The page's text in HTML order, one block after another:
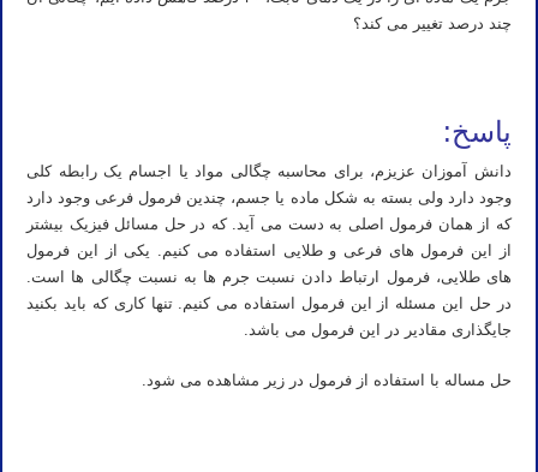
چند درصد تغییر می کند؟
پاسخ:
دانش آموزان عزیزم، برای محاسبه چگالی مواد یا اجسام یک رابطه کلی
وجود دارد ولی بسته به شکل ماده یا جسم، چندین فرمول فرعی وجود دارد
که از همان فرمول اصلی به دست می آید. که در حل مسائل فیزیک بیشتر
از این فرمول های فرعی و طلایی استفاده می کنیم. یکی از این فرمول
های طلایی، فرمول ارتباط دادن نسبت جرم ها به نسبت چگالی ها است.
در حل این مسئله از این فرمول استفاده می کنیم. تنها کاری که باید بکنید
جایگذاری مقادیر در این فرمول می باشد.
حل مساله با استفاده از فرمول در زیر مشاهده می شود.